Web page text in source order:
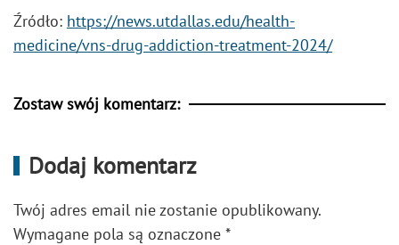
Źródło: https://news.utdallas.edu/health-
medicine/vns-drug-addiction-treatment-2024/
Zostaw swój komentarz:
Dodaj komentarz
Twój adres email nie zostanie opublikowany.
Wymagane pola są oznaczone *